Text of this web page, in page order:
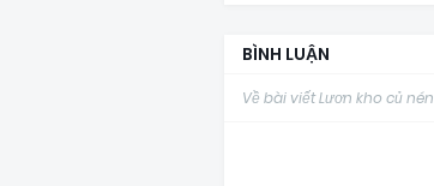
BÌNH LUẬN
Về bài viết Lươn kho củ nén